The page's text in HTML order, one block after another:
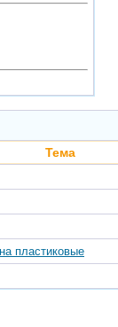
Тема
пластиковые